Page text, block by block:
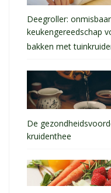
Deegroller: onmisbaar
keukengereedschap
bakken met
De
kruidenthee